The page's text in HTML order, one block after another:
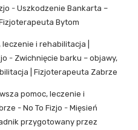
-Uszkodzenie Bankarta –
Bytom
i rehabilitacja |
- Zwichnięcie barku – objawy,
| Fizjoterapeuta Zabrze
pomoc, leczenie i
- No To Fizjo -Mięsień
przygotowany przez